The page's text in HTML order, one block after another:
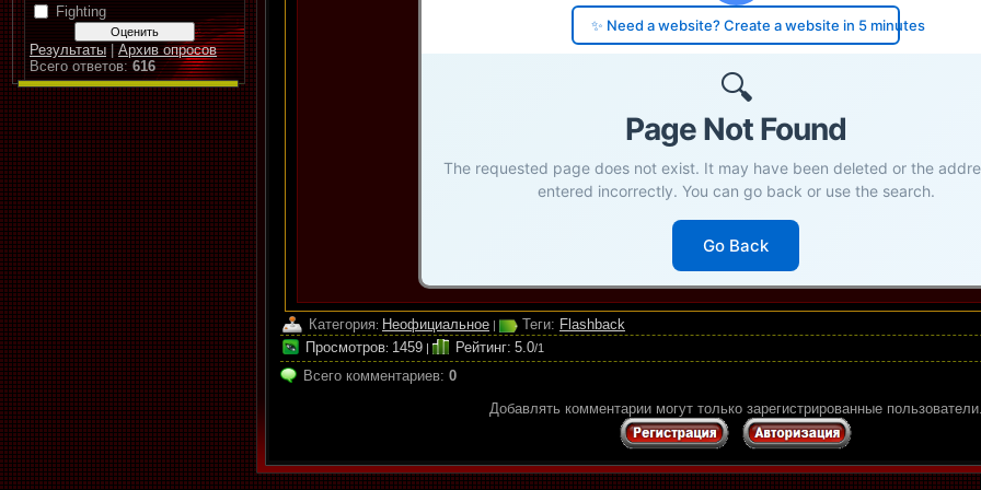
Fighting
Результаты
Архив опросов
Всего ответов: 616
Категория: Неофициальное | Теги: Flashback
Просмотров: 1459 | Рейтинг: 5.0/1
Всего комментариев: 0
Добавлять комментарии могут только зарегистрированные